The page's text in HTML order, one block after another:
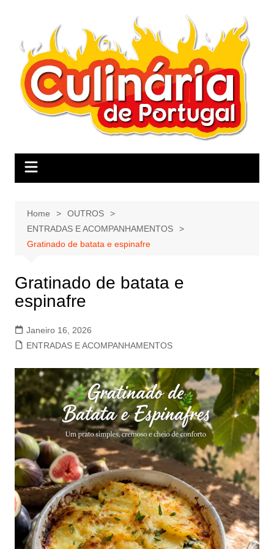
Home
OUTROS
ENTRADAS E ACOMPANHAMENTOS
Gratinado de batata e espinafre
Gratinado de batata e
espinafre
Janeiro 16, 2026
ENTRADAS E ACOMPANHAMENTOS